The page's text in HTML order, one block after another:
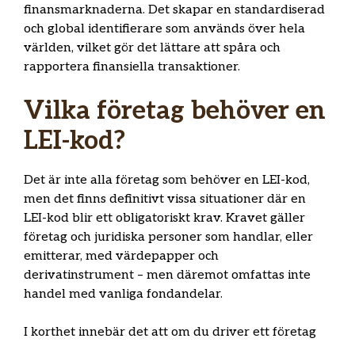
finansmarknaderna. Det skapar en standardiserad
och global identifierare som används över hela
världen, vilket gör det lättare att spåra och
rapportera finansiella transaktioner.
Vilka företag behöver en
LEI-kod?
Det är inte alla företag som behöver en LEI-kod,
men det finns definitivt vissa situationer där en
LEI-kod blir ett obligatoriskt krav. Kravet gäller
företag och juridiska personer som handlar, eller
emitterar, med värdepapper och
derivatinstrument – men däremot omfattas inte
handel med vanliga fondandelar.
I korthet innebär det att om du driver ett företag